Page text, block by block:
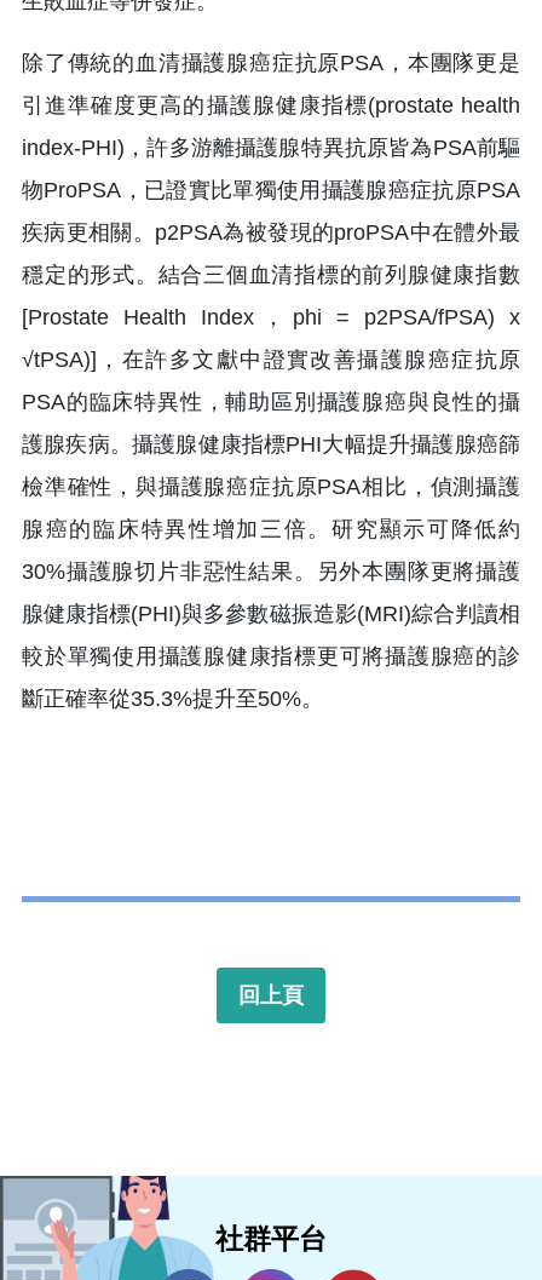
除了傳統的血清攝護腺癌症抗原PSA，本團隊更是
引進準確度更高的攝護腺健康指標(prostate health
index-PHI)，許多游離攝護腺特異抗原皆為PSA前驅
物ProPSA，已證實比單獨使用攝護腺癌症抗原PSA
疾病更相關。p2PSA為被發現的proPSA中在體外最
穩定的形式。結合三個血清指標的前列腺健康指數
[Prostate Health Index，phi = p2PSA/fPSA) x
√tPSA)]，在許多文獻中證實改善攝護腺癌症抗原
PSA的臨床特異性，輔助區別攝護腺癌與良性的攝
護腺疾病。攝護腺健康指標PHI大幅提升攝護腺癌篩
檢準確性，與攝護腺癌症抗原PSA相比，偵測攝護
腺癌的臨床特異性增加三倍。研究顯示可降低約
30%攝護腺切片非惡性結果。另外本團隊更將攝護
腺健康指標(PHI)與多參數磁振造影(MRI)綜合判讀相
較於單獨使用攝護腺健康指標更可將攝護腺癌的診
斷正確率從35.3%提升至50%。
回上頁
社群平台